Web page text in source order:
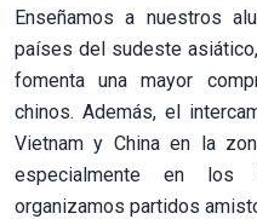
Enseñamos a nuestros
países del sudeste
fomenta una mayor
chinos. Además, el
Vietnam y China en la
especialmente en los
organizamos partidos